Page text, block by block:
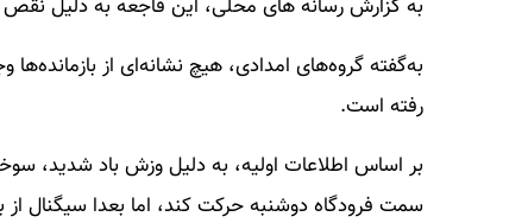
به گزارش رسانه های محلی، این فاجعه به دلیل
به‌گفته گروه‌های امدادی، هیچ نشانه‌ای از
رفته است.
بر اساس اطلاعات اولیه، به دلیل وزش باد شدید،
سمت فرودگاه دوشنبه حرکت کند، اما بعدا سیگنال